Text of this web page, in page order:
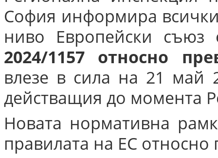
София информира
ниво Европейски
2024/1157 относно
влезе в сила на 21 май
действащия до момента
Новата нормативна
правилата на ЕС